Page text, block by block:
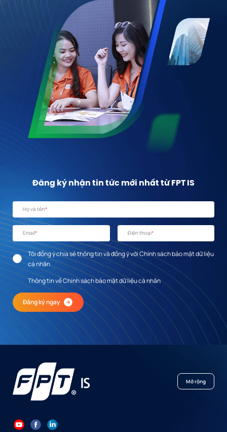
Đăng ký nhận tin tức mới nhất từ FPT IS
Họ và tên*
Email* Điện thoại*
Tôi đồng ý chia sẻ thông tin và đồng ý với Chính sách bảo mật dữ liệu
cá nhân
Thông tin về Chính sách bảo mật dữ liệu cá nhân
Đăng ký ngay
Mở rộng